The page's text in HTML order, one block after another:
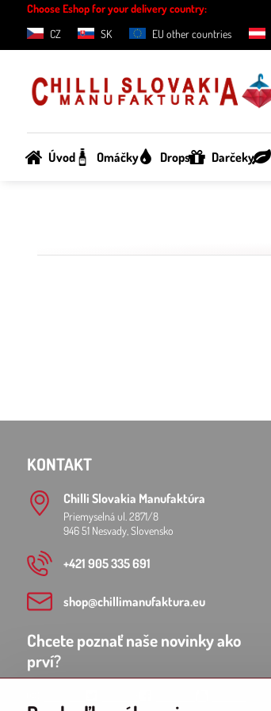
Choose Eshop for your delivery country:
CZ
SK EU other countries
Úvod Omáčky Drops Darčeky
KONTAKT
Chilli Slovakia Manufaktúra
Priemyselná ul. 2871/8
946 51 Nesvady, Slovensko
+421 905 335 691
shop​@chillimanufaktura​.eu
Chcete poznať naše novinky ako
prví?